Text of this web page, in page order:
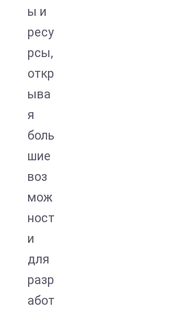
ы и
ресу
рсы,
откр
ыва
я
боль
шие
воз
мож
ност
и
для
разр
абот